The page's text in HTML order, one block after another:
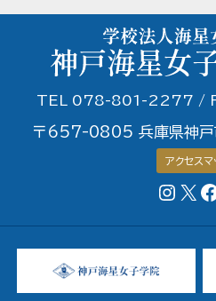
TEL 078-801-2277 /
〒657-0805 兵庫県神
アクセスマ
X Facebook